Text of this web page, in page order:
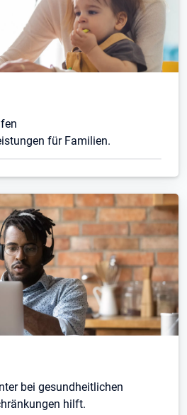
für Familien.
bei gesundheitlichen
hilft.